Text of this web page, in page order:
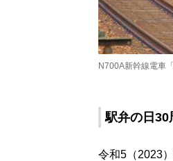
N700A新幹線電車
駅弁の日
令和5（2023